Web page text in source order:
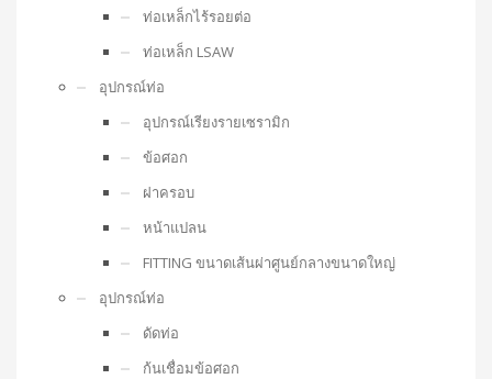
ท่อเหล็กไร้รอยต่อ
ท่อเหล็ก LSAW
อุปกรณ์ท่อ
อุปกรณ์เรียงรายเซรามิก
ข้อศอก
ฝาครอบ
หน้าแปลน
FITTING ขนาดเส้นผ่าศูนย์กลางขนาดใหญ่
อุปกรณ์ท่อ
ดัดท่อ
ก้นเชื่อมข้อศอก